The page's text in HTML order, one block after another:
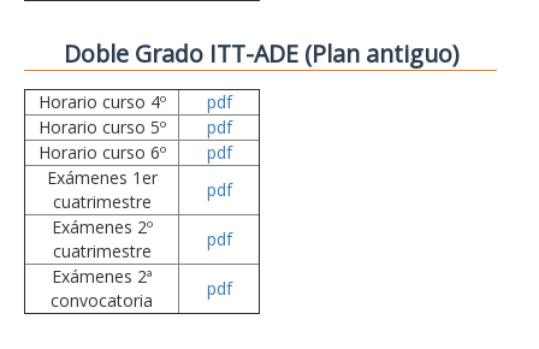
Doble Grado ITT-ADE (Plan antiguo)
Horario curso 4º
pdf
Horario curso 5º
pdf
Horario curso 6º
pdf
Exámenes 1er
cuatrimestre
pdf
Exámenes 2º
cuatrimestre
pdf
Exámenes 2ª
convocatoria
pdf